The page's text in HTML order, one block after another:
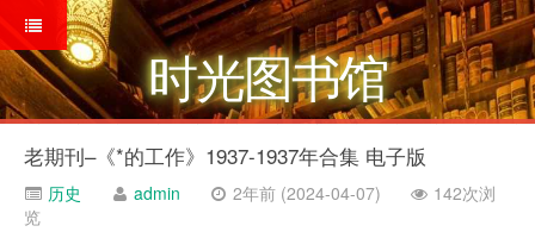
时光图书馆
老期刊–《*的工作》1937-1937年合集 电子版
历史 admin 2年前 (2024-04-07)
142次浏
览